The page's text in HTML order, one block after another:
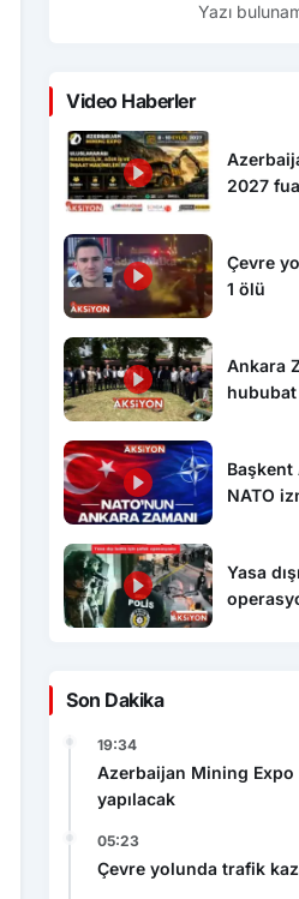
Yazı
Video Haberler
2027
Çevre
1 ölü
Ankara
hububat
Başkent
NATO
Yasa
Son Dakika
19:34
Azerbaijan Mining Expo
yapılacak
05:23
Çevre yolunda trafik